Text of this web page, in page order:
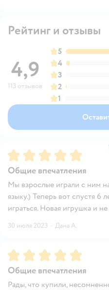
Рейтинг и отзывы
4,9
113 отзывов
5
4
3
2
1
Рейтинг:5
Общие впечатления
Мы взрослые играли с ним
языку.) Теперь вот спустя 6
играться. Новая игрушка и
30 июля 2023 · Дана А.
Рейтинг:5
Общие впечатления
Рады, что купили,